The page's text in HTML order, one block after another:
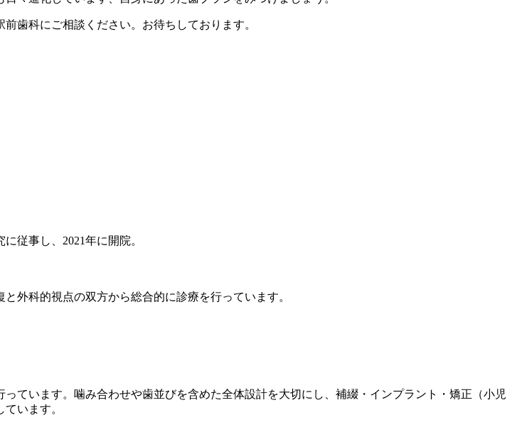
歯科にご相談ください。お待ちしております。
従事し、2021年に開院。
外科的視点の双方から総合的に診療を行っています。
ています。噛み合わせや歯並びを含めた全体設計を大切にし、補綴・インプラント・矯正（小児
います。